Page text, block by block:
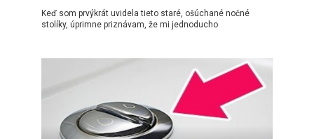
Keď som prvýkrát uvidela tieto staré, ošúchané nočné
stolíky, úprimne priznávam, že mi jednoducho